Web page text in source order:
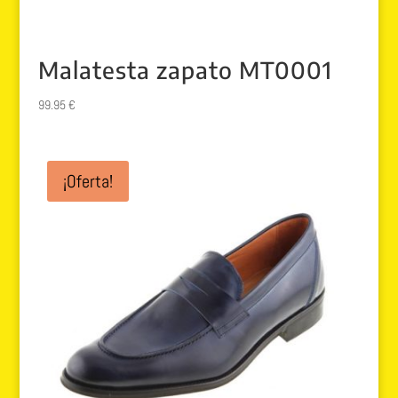
Malatesta zapato MT0001
99.95€
¡Oferta!